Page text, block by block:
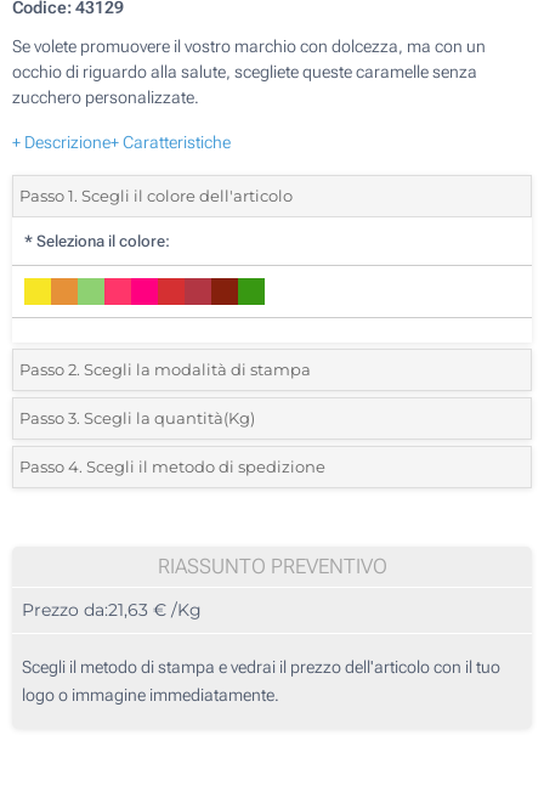
Codice:43129
Se volete promuovere il vostro marchio con dolcezza, ma con un
occhio di riguardo alla salute, scegliete queste caramelle senza
zucchero personalizzate.
+ Descrizione+ Caratteristiche
Passo 1. Scegli il colore dell'articolo
* Seleziona il colore:
Passo 2. Scegli la modalità di stampa
*Seleziona la posizione di stampa e il colore del vostro logo:
1 Colore (Sulla confezione)
3 Colori (Sulla confezione)
Full color (Sulla confezione)
Passo 3. Scegli la quantità(Kg)
*Quantità desiderata:
200 Kg
500 Kg
1000 Kg
Passo 4. Scegli il metodo di spedizione
RIASSUNTO PREVENTIVO
Prezzo da:21,63 € /Kg
Scegli il metodo di stampa e vedrai il prezzo dell'articolo con il tuo
logo o immagine immediatamente.